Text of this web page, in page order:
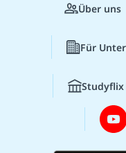
Über uns
Für
Studyflix